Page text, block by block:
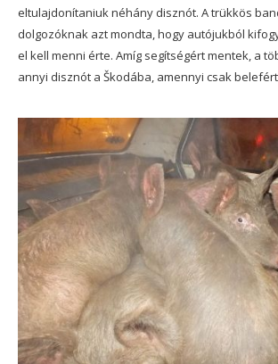
eltulajdonítaniuk néhány disznót. A trükkös
dolgozóknak azt mondta, hogy autójukból
el kell menni érte. Amíg segítségért mentek, a
annyi disznót a Škodába, amennyi csak